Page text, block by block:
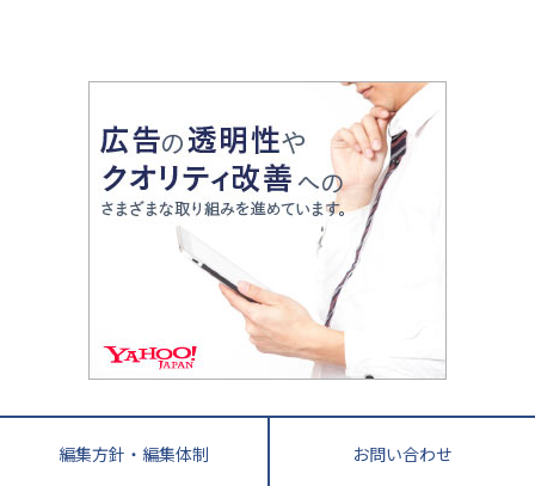
大阪府
兵庫県 京都府 奈良県
和歌山県
鳥取県
島根県 岡山県 広島県
香川県
高知県
長崎県 熊本県
鹿児島県 沖縄県
教育全般
大学受験塾の選び方
中学受験に熱心な市区町村ランキング
小学校受験
家庭教師
運動と遊びを考える
情報Ⅰ、数学が苦手な人注目！最短距離の学力
アップ法
悩み多き「大学受験」相談室
英語・英会話・英検対策
小学校教師が解説！中学受験のリアル
教育ジャーナリストが徹底解説！ 大学受験の羅
大学入試改革
ママテクエグザム
進化する中高一貫校・高校
編集方針・編集体制 お問い合わせ